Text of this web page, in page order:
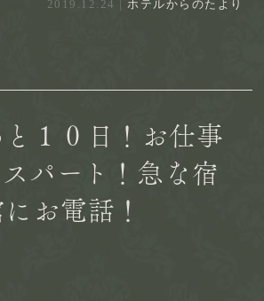
2019.12.24 | ホテルからのたより
１０日！お仕事
スパート！急な宿
お電話！